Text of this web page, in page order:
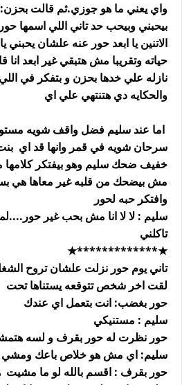
واي يعني ما هو جوزي.ثم قالت
بيحبني وبيحب حد تاني اللي اسمها
الاتنين يا ابعد حور عنه علشان
حياته وتقريبا مش هتبقي غير ابعد انا
نازله علي خدها بحزن و بتفكر في
والحكايه دي هتنتهي علي اي
اما عند سليم فضل واقف شويه
سرحان شويه في قمر وانها قد اي
خفيف ضحك سليم وهو بيفتكر كلامها
مش بيضحك من قلبه غير معاها هي
وافتكر حبه لحور
سليم : لا لا انا مش بحب غير
تاكلني
★*************★
تاني يوم حور نزلت علشان تروح
لقت اخر شخص تتوقعه يستناها تحت
حور بغضب: انت بتعمل اي عندك
سليم : مستنيكي
حور نظرت له حور بقرف و لسه
سليم: اي مش هو خلاص باعك ومشي
حور بقرف : اقسم بالله لو ما